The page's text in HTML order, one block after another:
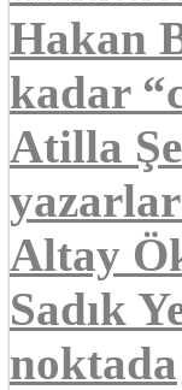
Hakan
kadar
Atilla
Altay
Sadık
noktada